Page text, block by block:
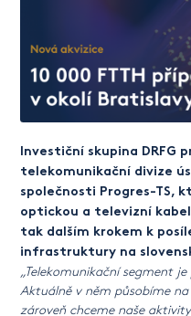
Investiční skupina DRFG
telekomunikační divize
společnosti Progres-TS,
optickou a televizní
tak dalším krokem k
infrastruktury na
„Telekomunikační segment
Aktuálně v něm působíme
zároveň chceme naše